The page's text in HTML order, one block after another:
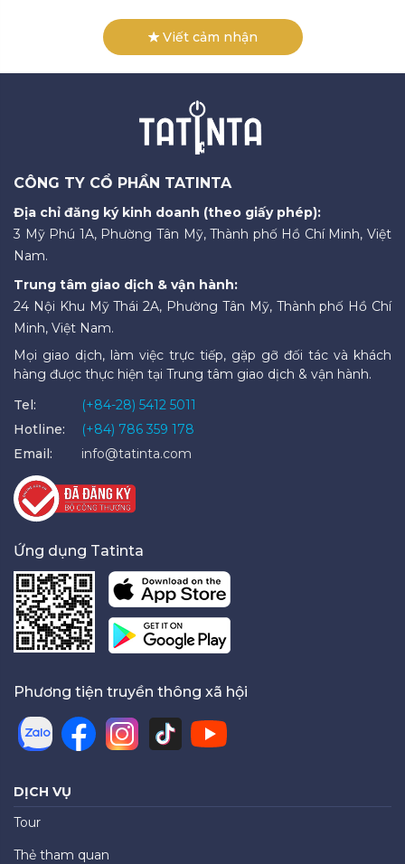
Viết cảm nhận
CÔNG TY CỔ PHẦN TATINTA
Địa chỉ đăng ký kinh doanh (theo giấy phép):
3 Mỹ Phú 1A, Phường Tân Mỹ, Thành phố Hồ Chí Minh, Việt
Nam.
Trung tâm giao dịch & vận hành:
24 Nội Khu Mỹ Thái 2A, Phường Tân Mỹ, Thành phố Hồ Chí
Minh, Việt Nam.
Mọi giao dịch, làm việc trực tiếp, gặp gỡ đối tác và khách
hàng được thực hiện tại Trung tâm giao dịch & vận hành.
Tel:
(+84-28) 5412 5011
Hotline:
(+84) 786 359 178
Email:
info@tatinta.com
Ứng dụng Tatinta
Phương tiện truyền thông xã hội
DỊCH VỤ
Tour
Thẻ tham quan